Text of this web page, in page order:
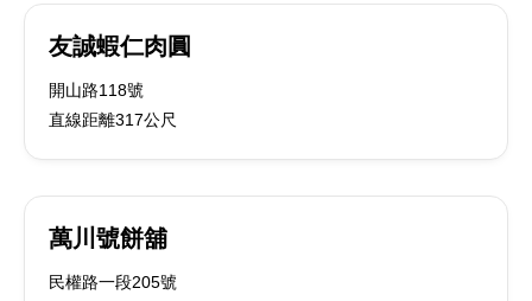
友誠蝦仁肉圓
開山路118號
直線距離317公尺
萬川號餅舖
民權路一段205號